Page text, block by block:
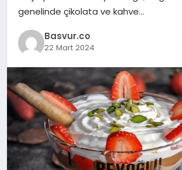
genelinde çikolata ve kahve…
Basvur.co
22 Mart 2024